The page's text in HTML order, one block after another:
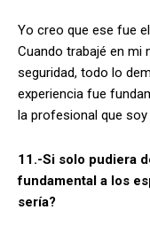
Yo creo que ese fue
Cuando trabajé en mi
seguridad, todo lo
experiencia fue
la profesional que soy
11.-Si solo pudiera
fundamental a los
sería?